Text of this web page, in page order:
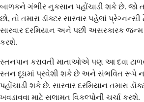
બાળકને ગંભીર નુકસાન પહોંચાડી શકે છે. જો
છો, તો તમારા ડૉક્ટર સારવાર પહેલાં
સારવાર દરમિયાન અને પછી અસરકારક
કરશે.
સ્તનપાન કરાવતી માતાઓએ પણ આ દવા
સ્તન દૂધમાં પ્રવેશી શકે છે અને સંભવિત રૂપે
પહોંચાડી શકે છે. સારવાર દરમિયાન તમારા
ખવડાવવા માટે સલામત વિકલ્પોની ચર્ચા કરશે.